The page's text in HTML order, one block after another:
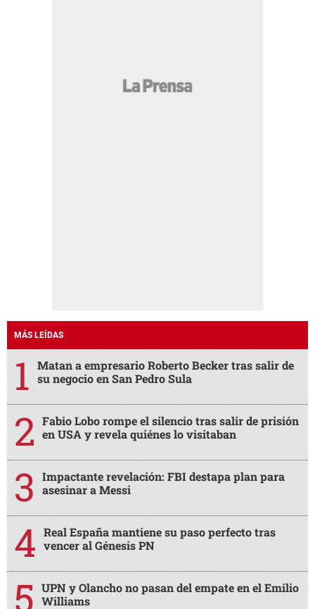
MÁS LEÍDAS
Matan a empresario Roberto Becker tras salir de
su negocio en San Pedro Sula
Fabio Lobo rompe el silencio tras salir de prisión
en USA y revela quiénes lo visitaban
Impactante revelación: FBI destapa plan para
asesinar a Messi
Real España mantiene su paso perfecto tras
vencer al Génesis PN
UPN y Olancho no pasan del empate en el Emilio
Williams